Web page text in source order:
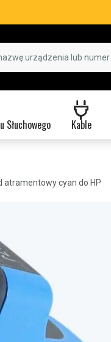
Słuchowego Kable
atramentowy cyan do HP